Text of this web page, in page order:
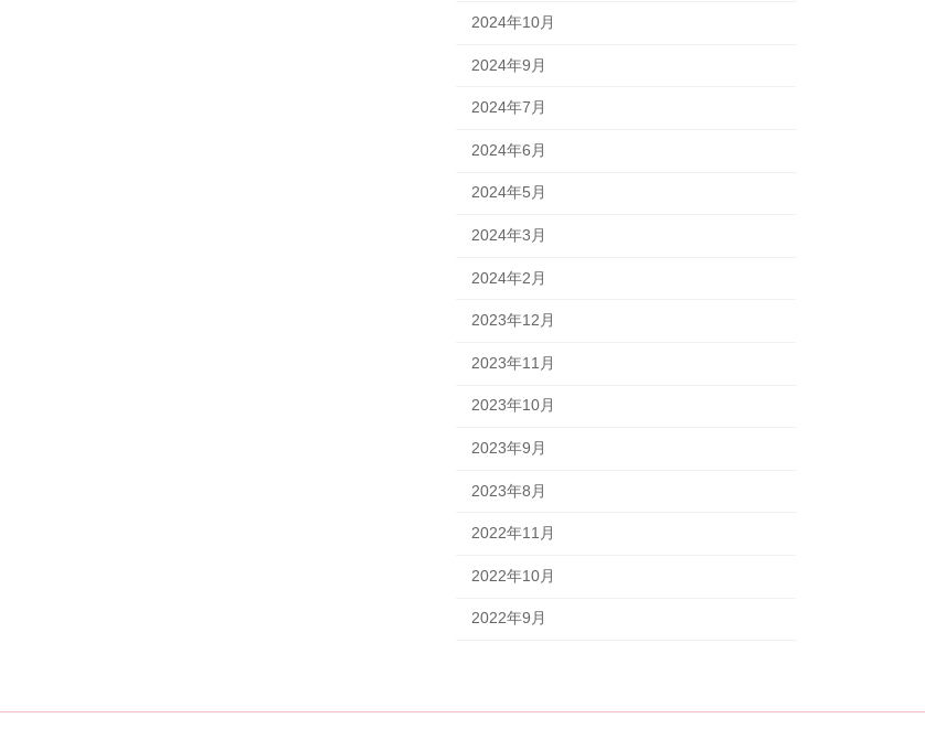
2024年10月
2024年9月
2024年7月
2024年6月
2024年5月
2024年3月
2024年2月
2023年12月
2023年11月
2023年10月
2023年9月
2023年8月
2022年11月
2022年10月
2022年9月